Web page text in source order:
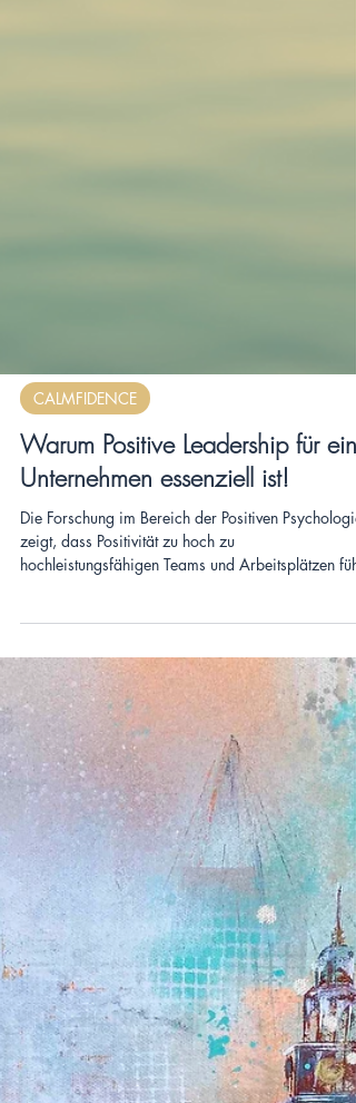
CALMFIDENCE
Warum Positive Leadership für ein
zeigt, dass Positivität zu hoch zu
hochleistungsfähigen Teams und Arbeitsplätzen